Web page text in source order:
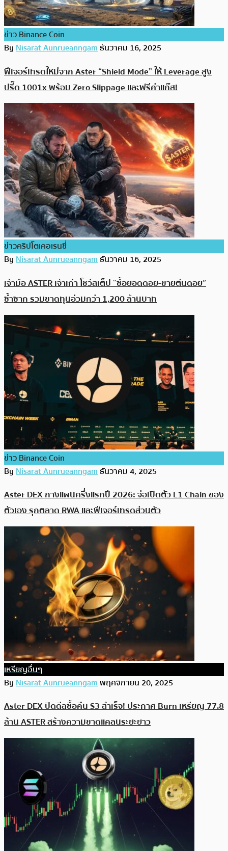
ข่าว Binance Coin
ByNisarat Aunrueanngamธันวาคม 16, 2025
ฟีเจอร์เทรดใหม่จาก Aster “Shield Mode” ให้ Leverage สูง
ปรี๊ด 1001x พร้อม Zero Slippage และฟรีค่าแก๊ส!
ข่าวคริปโตเคอเรนซี่
ByNisarat Aunrueanngamธันวาคม 16, 2025
เจ้ามือ ASTER เจ้าเก่า โชว์สเต็ป “ซื้อยอดดอย-ขายตีนดอย”
ซ้ำซาก รวมขาดทุนอ่วมกว่า 1,200 ล้านบาท
ข่าว Binance Coin
ByNisarat Aunrueanngamธันวาคม 4, 2025
Aster DEX กางแผนครึ่งแรกปี 2026: จ่อเปิดตัว L1 Chain ของ
ตัวเอง รุกตลาด RWA และฟีเจอร์เทรดส่วนตัว
เหรียญอื่นๆ
ByNisarat Aunrueanngamพฤศจิกายน 20, 2025
Aster DEX ปิดดีลซื้อคืน S3 สำเร็จ! ประกาศ Burn เหรียญ 77.8
ล้าน ASTER สร้างความขาดแคลนระยะยาว